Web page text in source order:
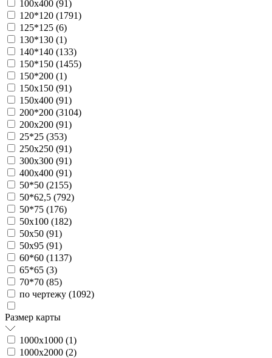
100х400 (91)
120*120 (1791)
125*125 (6)
130*130 (1)
140*140 (133)
150*150 (1455)
150*200 (1)
150х150 (91)
150х400 (91)
200*200 (3104)
200х200 (91)
25*25 (353)
250х250 (91)
300х300 (91)
400х400 (91)
50*50 (2155)
50*62,5 (792)
50*75 (176)
50х100 (182)
50х50 (91)
50х95 (91)
60*60 (1137)
65*65 (3)
70*70 (85)
по чертежу (1092)
Размер карты
1000х1000 (1)
1000х2000 (2)